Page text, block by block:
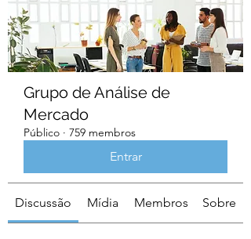
Grupo de Análise de
Mercado
Público · 759 membros
Entrar
Discussão Mídia Membros Sobre